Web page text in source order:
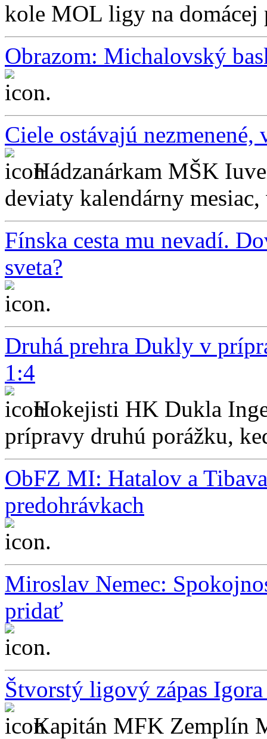
kole MOL ligy na domácej
Obrazom: Michalovský
...
Ciele ostávajú
Hádzanárkam MŠK
deviaty kalendárny
Fínska cesta mu nevadí.
sveta?
...
Druhá prehra Dukly v
1:4
Hokejisti HK Dukla
prípravy druhú porážku,
ObFZ MI: Hatalov a
predohrávkach
...
Miroslav Nemec:
pridať
...
Štvorstý ligový zápas
Kapitán MFK Zemplín